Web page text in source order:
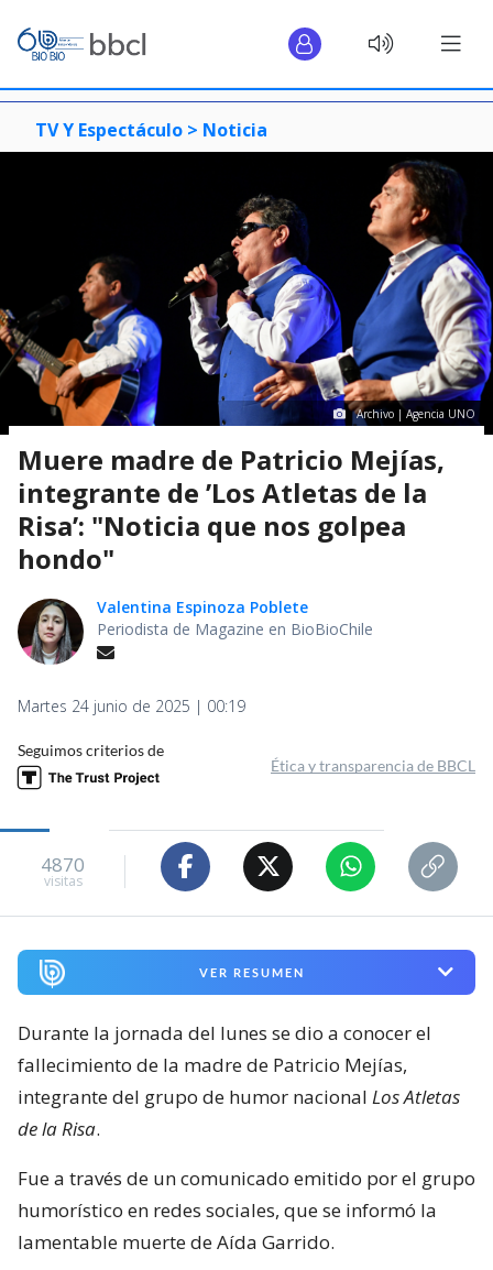
TV Y Espectáculo > Noticia
Archivo | Agencia UNO
Muere madre de Patricio Mejías,
integrante de ’Los Atletas de la
Risa’: "Noticia que nos golpea
hondo"
Valentina Espinoza Poblete
Periodista de Magazine en BioBioChile
Martes 24 junio de 2025 | 00:19
Seguimos criterios de
Ética y transparencia de BBCL
4870
visitas
VER RESUMEN
Durante la jornada del lunes se dio a conocer el
fallecimiento de la madre de Patricio Mejías,
integrante del grupo de humor nacional Los Atletas
de la Risa.
Fue a través de un comunicado emitido por el grupo
humorístico en redes sociales, que se informó la
lamentable muerte de Aída Garrido.